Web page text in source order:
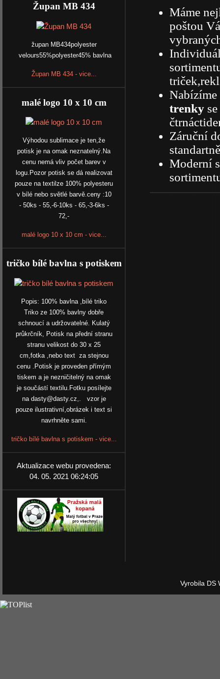
Župan MB 434
župan MB434polyester
velours55%polyester45% bavlna
Župan MB 434 - vice...
malé logo 10 x 10 cm
Výhodou sublimace je ten,že
potisk je na omak neznatelný.Na
cenu nemá vliv počet barev v
logu.Pozor potisk se dá realizovat
pouze na textilze 100% polyesteru
v bílé nebo světlé barvě.ceny :10
- 50ks - 55,-6-10ks - 65,-3-6ks -
72,-
malé logo 10 x 10 cm - vice...
tričko bílé bavlna s potiskem
Popis: 100% bavlna ,bílé triko
Triko ze 100% bavlny dobře
schnoucí a udržovatelné. Kulatý
průkrčník, Potisk na přední stranu
stranu velikost do 30 x 25
cm,fotka ,nebo text za stejnou
cenu .Potisk je proveden přímým
tiskem a je nezničitelný na omak
je součástí textilu.Fotku posílejte
na dasty@dasty.cz,. vzor je
pouze ilustrativní,obrázek i text si
navrhněte sami.
tričko bílé bavlna s potiskem - vice...
Aktualizace webu provedena:
04. 05. 2021 06:24:05
Máme
poštou
trenky
Záruční
Moderní
Vyrobila DS